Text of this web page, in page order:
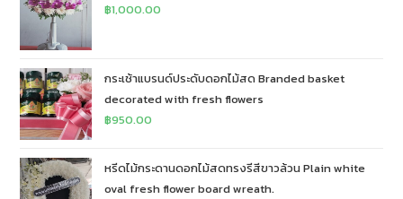
฿1,000.00
กระเช้าแบรนด์ประดับดอกไม้สด Branded basket
decorated with fresh flowers
฿950.00
หรีดไม้กระดานดอกไม้สดทรงรีสีขาวล้วน Plain white
oval fresh flower board wreath.